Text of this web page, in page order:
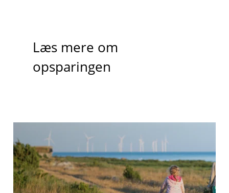
Læs mere om
opsparingen